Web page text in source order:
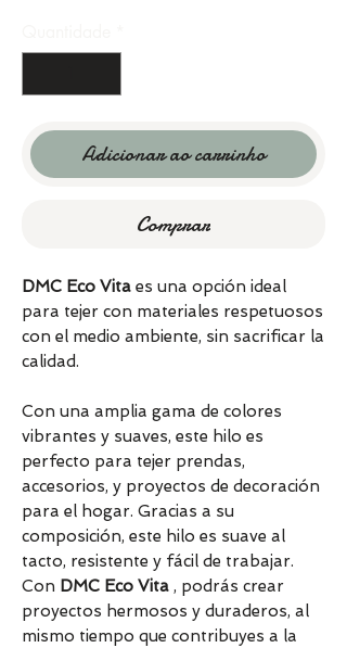
Adicionar ao carrinho
Comprar
DMC Eco Vita es una opción ideal
para tejer con materiales respetuosos
con el medio ambiente, sin sacrificar la
calidad.
Con una amplia gama de colores
vibrantes y suaves, este hilo es
perfecto para tejer prendas,
accesorios, y proyectos de decoración
para el hogar. Gracias a su
composición, este hilo es suave al
tacto, resistente y fácil de trabajar.
Con DMC Eco Vita , podrás crear
proyectos hermosos y duraderos, al
mismo tiempo que contribuyes a la